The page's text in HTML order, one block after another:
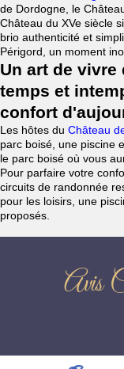
de Dordogne, le
Château du XVe siècle
brio authenticité et
Périgord, un moment
Un art de
temps et
confort
Les hôtes du Château
parc boisé, une piscine
le parc boisé où vous
Pour parfaire votre
circuits de randonnée
pour les loisirs, une
proposés.
Avis